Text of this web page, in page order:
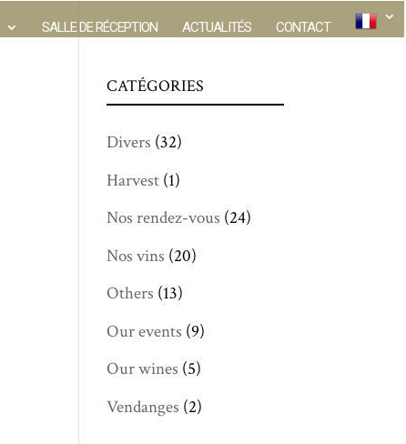
SALLE DE RÉCEPTION ACTUALITÉS CONTACT
CATÉGORIES
Divers (32)
Harvest (1)
Nos rendez-vous (24)
Nos vins (20)
Others (13)
Our events (9)
Our wines (5)
Vendanges (2)